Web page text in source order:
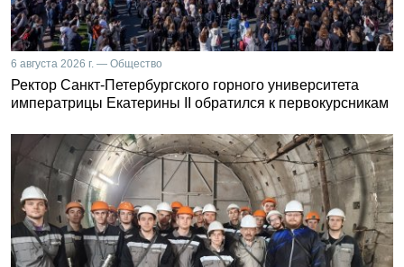
6 августа 2026 г. — Общество
Ректор Санкт-Петербургского горного университета
императрицы Екатерины II обратился к первокурсникам